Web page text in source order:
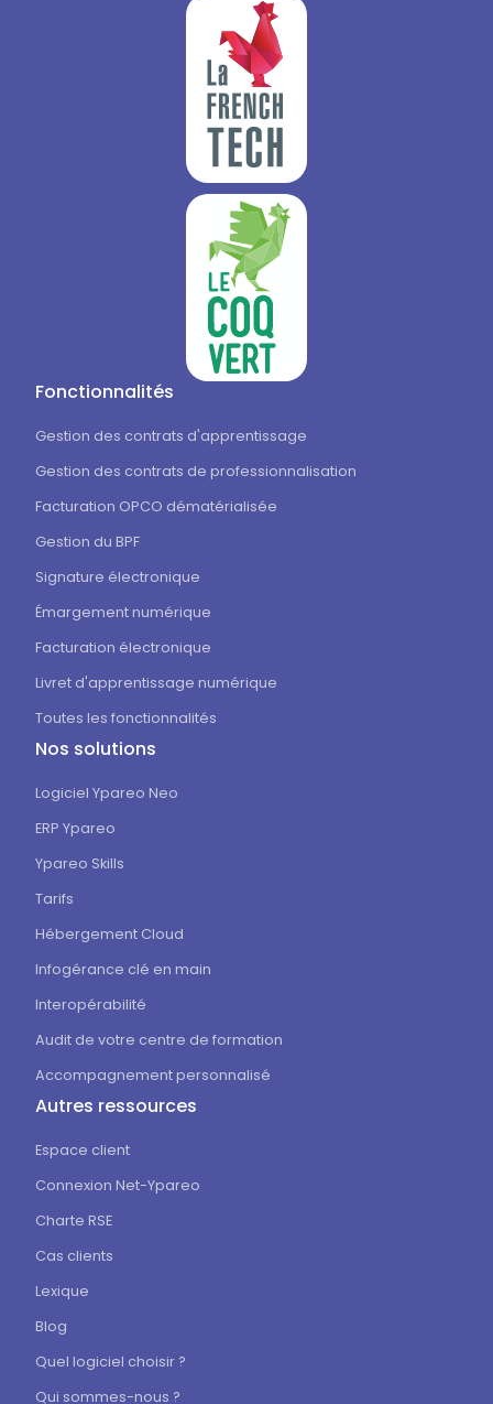
Fonctionnalités
Gestion des contrats d'apprentissage
Gestion des contrats de professionnalisation
Facturation OPCO dématérialisée
Gestion du BPF
Signature électronique
Émargement numérique
Facturation électronique
Livret d'apprentissage numérique
Toutes les fonctionnalités
Nos solutions
Logiciel Ypareo Neo
ERP Ypareo
Ypareo Skills
Tarifs
Hébergement Cloud
Infogérance clé en main
Interopérabilité
Audit de votre centre de formation
Accompagnement personnalisé
Autres ressources
Espace client
Connexion Net-Ypareo
Charte RSE
Cas clients
Lexique
Blog
Quel logiciel choisir ?
Qui sommes-nous ?